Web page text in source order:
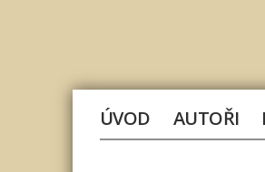
ÚVOD AUTOŘI